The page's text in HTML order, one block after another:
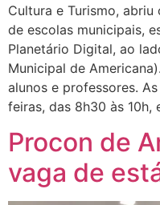
Cultura e Turismo,
de escolas municipais,
Planetário Digital, ao
Municipal de
alunos e professores.
feiras, das 8h30 às 10h,
Procon de
vaga de